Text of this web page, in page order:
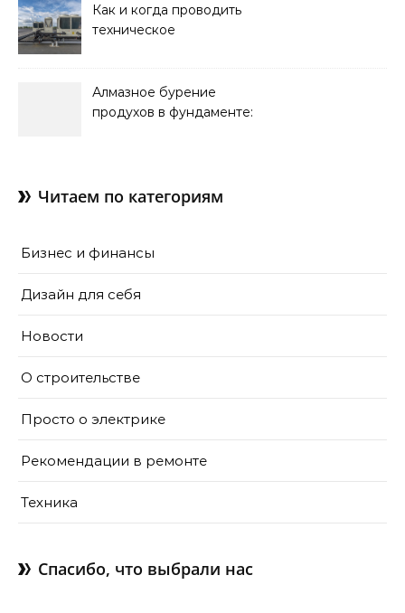
Как и когда проводить
техническое
Алмазное бурение
продухов в фундаменте:
Читаем по категориям
Бизнес и финансы
Дизайн для себя
Новости
О строительстве
Просто о электрике
Рекомендации в ремонте
Техника
Спасибо, что выбрали нас